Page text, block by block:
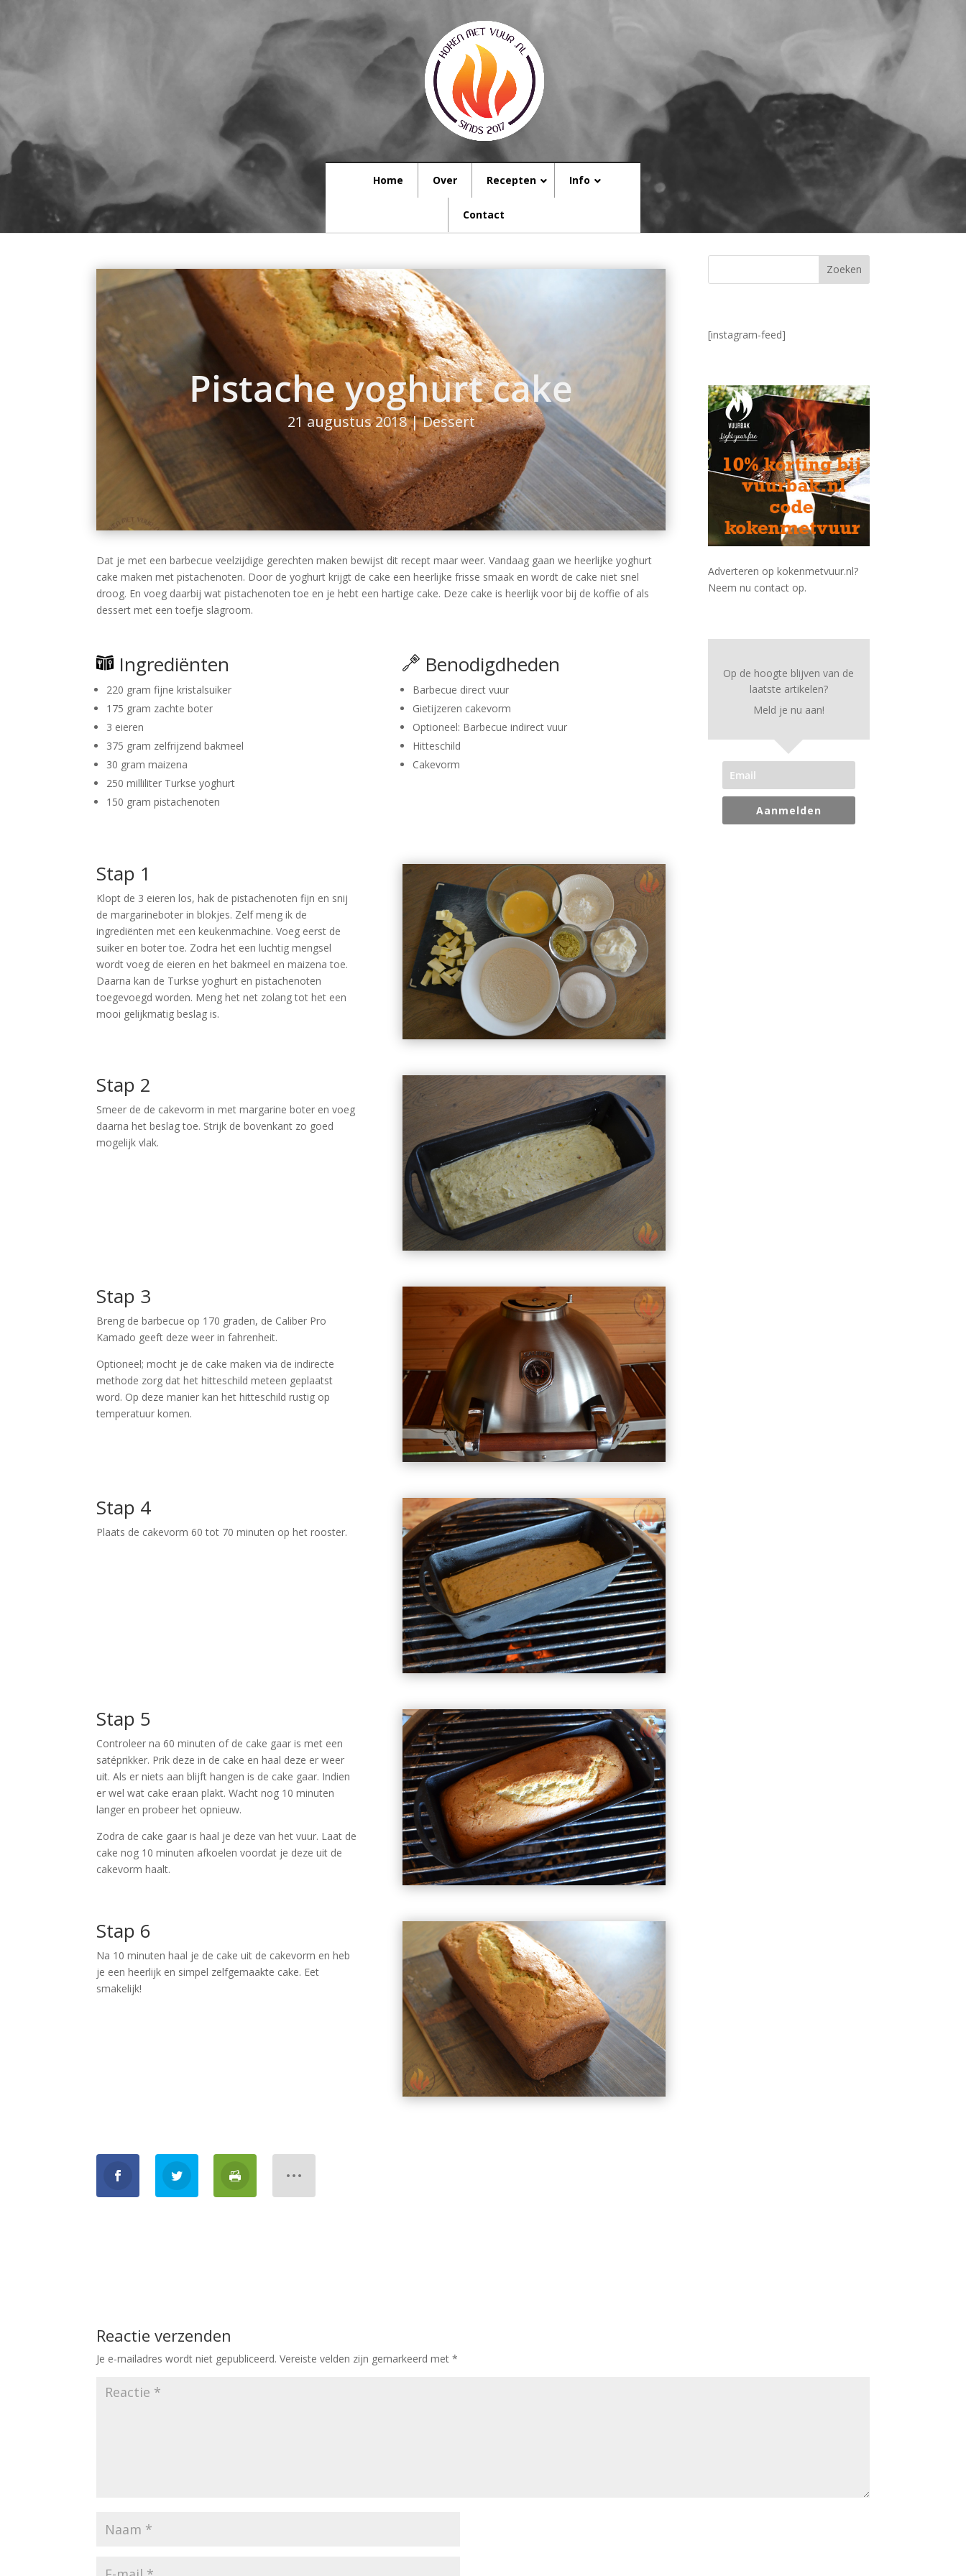
Home Over Recepten Info
Contact
Pistache yoghurt cake
21 augustus 2018|Dessert
Dat je met een barbecue veelzijdige gerechten maken bewijst dit recept maar weer. Vandaag gaan we heerlijke yoghurt
cake maken met pistachenoten. Door de yoghurt krijgt de cake een heerlijke frisse smaak en wordt de cake niet snel
droog. En voeg daarbij wat pistachenoten toe en je hebt een hartige cake. Deze cake is heerlijk voor bij de koffie of als
dessert met een toefje slagroom.
Ingrediënten
220 gram fijne kristalsuiker
175 gram zachte boter
3 eieren
375 gram zelfrijzend bakmeel
30 gram maizena
250 milliliter Turkse yoghurt
150 gram pistachenoten
Benodigdheden
Barbecue direct vuur
Gietijzeren cakevorm
Optioneel: Barbecue indirect vuur
Hitteschild
Cakevorm
Stap 1
Klopt de 3 eieren los, hak de pistachenoten fijn en snij
de margarineboter in blokjes. Zelf meng ik de
ingrediënten met een keukenmachine. Voeg eerst de
suiker en boter toe. Zodra het een luchtig mengsel
wordt voeg de eieren en het bakmeel en maizena toe.
Daarna kan de Turkse yoghurt en pistachenoten
toegevoegd worden. Meng het net zolang tot het een
mooi gelijkmatig beslag is.
Stap 2
Smeer de de cakevorm in met margarine boter en voeg
daarna het beslag toe. Strijk de bovenkant zo goed
mogelijk vlak.
Stap 3
Breng de barbecue op 170 graden, de Caliber Pro
Kamado geeft deze weer in fahrenheit.
Optioneel; mocht je de cake maken via de indirecte
methode zorg dat het hitteschild meteen geplaatst
word. Op deze manier kan het hitteschild rustig op
temperatuur komen.
Stap 4
Plaats de cakevorm 60 tot 70 minuten op het rooster.
Stap 5
Controleer na 60 minuten of de cake gaar is met een
satéprikker. Prik deze in de cake en haal deze er weer
uit. Als er niets aan blijft hangen is de cake gaar. Indien
er wel wat cake eraan plakt. Wacht nog 10 minuten
langer en probeer het opnieuw.
Zodra de cake gaar is haal je deze van het vuur. Laat de
cake nog 10 minuten afkoelen voordat je deze uit de
cakevorm haalt.
Stap 6
Na 10 minuten haal je de cake uit de cakevorm en heb
je een heerlijk en simpel zelfgemaakte cake. Eet
smakelijk!
[instagram-feed]
Adverteren op kokenmetvuur.nl?
Neem nu contact op.
Op de hoogte blijven van de
laatste artikelen?
Meld je nu aan!
Aanmelden
Reactie verzenden
Je e-mailadres wordt niet gepubliceerd. Vereiste velden zijn gemarkeerd met*